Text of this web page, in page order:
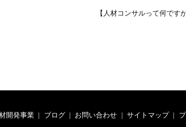
【人材コンサルって何です
開発事業 ブログ お問い合わせ サイトマップ